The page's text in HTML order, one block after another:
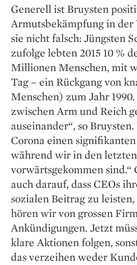
Generell ist Bruysten
Armuts­bekämpfung in
sie nicht falsch: Jüngsten
zufolge lebten 2015 10 %
Millionen Menschen, mit
Tag – ein Rückgang von
Menschen) zum Jahr
zwischen Arm und Reich
auseinander“, so
Corona einen
während wir in den
vorwärtsgekommen
auch darauf, dass CEOs
sozialen Beitrag zu
hören wir von grossen
Ankündigungen. Jetzt
klare Aktionen folgen,
das verzeihen weder